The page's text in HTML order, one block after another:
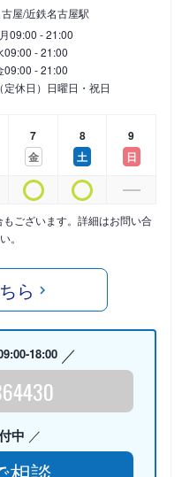
屋/近鉄名古屋駅
月09:00 - 21:00
09:00 - 21:00
09:00 - 21:00
（定休日）日曜日・祝日
7
金
8
土
9
日
ございます。詳細はお問い合
。
ら
18:00
中